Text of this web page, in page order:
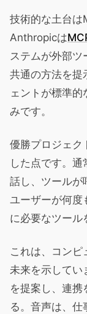
技術的な土台は
Anthropicは
ステムが外部ツ
共通の方法を提
ェントが標準的
みです。
優勝プロジェク
した点です。
話し、ツールが
ユーザーが何度
に必要なツール
これは、コン
未来を示してい
を提案し、連
る。音声は、仕